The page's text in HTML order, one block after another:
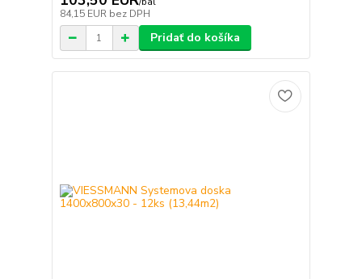
84,15 EUR bez DPH
Pridať do košíka